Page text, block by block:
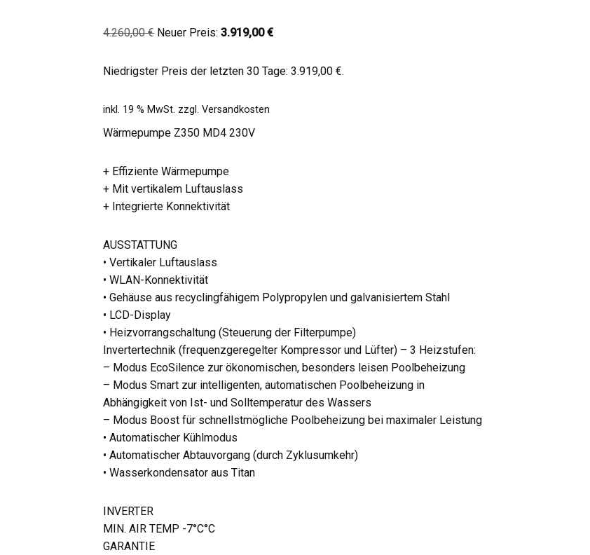
4.260,00€ Neuer Preis: 3.919,00€
Niedrigster Preis der letzten 30 Tage:3.919,00€.
inkl. 19 % MwSt. zzgl.Versandkosten
Wärmepumpe Z350 MD4 230V
+ Effiziente Wärmepumpe
+ Mit vertikalem Luftauslass
+ Integrierte Konnektivität
AUSSTATTUNG
• Vertikaler Luftauslass
• WLAN-Konnektivität
• Gehäuse aus recyclingfähigem Polypropylen und galvanisiertem Stahl
• LCD-Display
• Heizvorrangschaltung (Steuerung der Filterpumpe)
Invertertechnik (frequenzgeregelter Kompressor und Lüfter) – 3 Heizstufen:
– Modus EcoSilence zur ökonomischen, besonders leisen Poolbeheizung
– Modus Smart zur intelligenten, automatischen Poolbeheizung in
Abhängigkeit von Ist- und Solltemperatur des Wassers
– Modus Boost für schnellstmögliche Poolbeheizung bei maximaler Leistung
• Automatischer Kühlmodus
• Automatischer Abtauvorgang (durch Zyklusumkehr)
• Wasserkondensator aus Titan
INVERTER
MIN. AIR TEMP -7°C°C
GARANTIE